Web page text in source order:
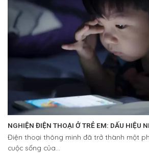
NGHIỆN ĐIỆN THOẠI Ở TRẺ EM: DẤU HIỆU
Điện thoại thông minh đã trở thành một
cuộc sống của...